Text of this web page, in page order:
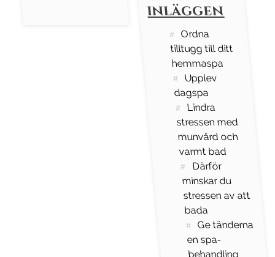
inläggen
Ordna
tilltugg till ditt
hemmaspa
Upplev
dagspa
Lindra
stressen med
munvård och
varmt bad
Därför
minskar du
stressen av att
bada
Ge tänderna
en spa-
behandling